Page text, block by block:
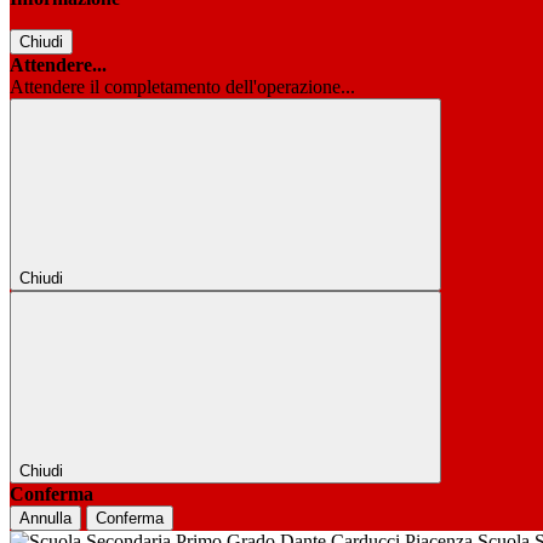
Chiudi
Attendere...
Attendere il completamento dell'operazione...
Chiudi
Chiudi
Conferma
Annulla Conferma